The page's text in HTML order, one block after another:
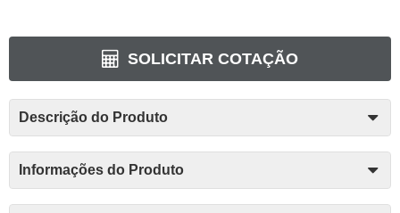
SOLICITAR COTAÇÃO
Descrição do Produto
Informações do Produto